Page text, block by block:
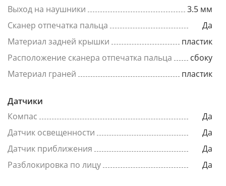
Выход на наушники
3.5 мм
Сканер отпечатка пальца
Да
Материал задней крышки
пластик
Расположение сканера отпечатка пальца
сбоку
Материал граней
пластик
Датчики
Компас
Да
Датчик освещенности
Да
Датчик приближения
Да
Разблокировка по лицу
Да